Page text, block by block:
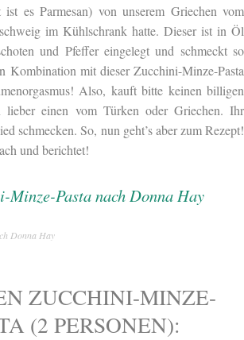
es Parmesan) von unserem Griechen vom
im Kühlschrank hatte. Dieser ist in Öl
und Pfeffer eingelegt und schmeckt so
Kombination mit dieser Zucchini-Minze-Pasta
Also, kauft bitte keinen billigen
lieber einen vom Türken oder Griechen. Ihr
schmecken. So, nun geht’s aber zum Rezept!
und berichtet!
Donna Hay
ZUCCHINI-MINZE-
(2 PERSONEN):